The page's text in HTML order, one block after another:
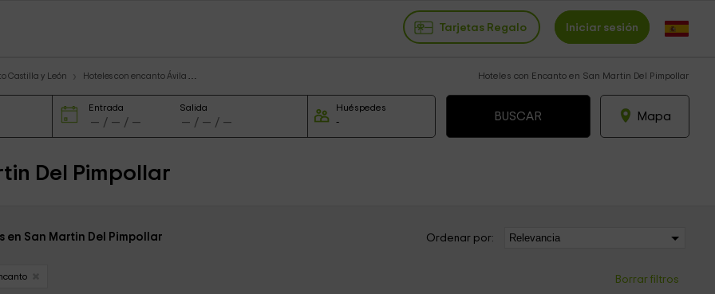
Tarjetas Regalo Iniciar sesión
Castilla y León Hoteles con encanto Ávila Hoteles con Encanto en San Martin Del Pimpollar
Entrada Salida Huéspedes
Mapa
Del Pimpollar
en San Martin Del Pimpollar Ordenar por:
Borrar filtros